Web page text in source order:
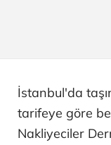
İstanbul'da
tarifeye göre
Nakliyeciler